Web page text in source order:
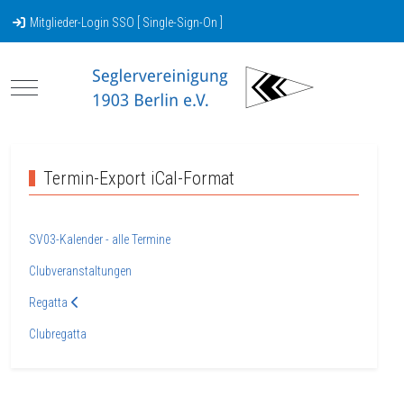
Mitglieder-Login SSO [ Single-Sign-On ]
Mobile Menu Toggle
Termin-Export iCal-Format
SV03-Kalender - alle Termine
Clubveranstaltungen
Regatta
Clubregatta